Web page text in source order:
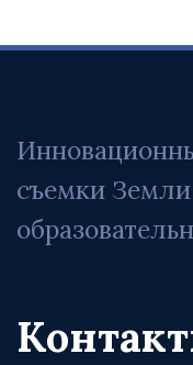
съемки